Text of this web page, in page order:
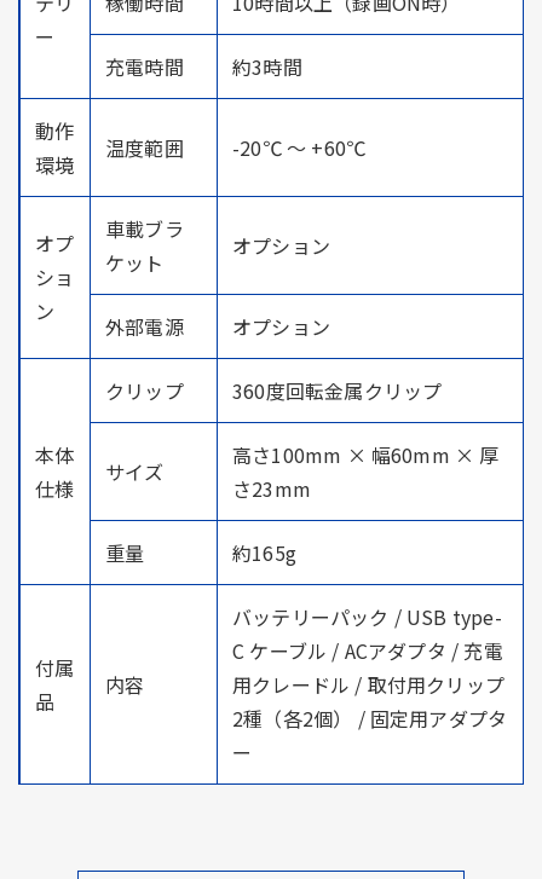
ー
充電時間 約3時間
動作
環境
温度範囲 -20℃ ～ +60℃
オプ
ショ
ン
車載ブラ
ケット
オプション
外部電源 オプション
本体
仕様
クリップ 360度回転金属クリップ
サイズ
高さ100mm × 幅60mm × 厚
さ23mm
重量 約165g
付属
品
内容
バッテリーパック / USB type-
C ケーブル / ACアダプタ / 充電
用クレードル / 取付用クリップ
2種（各2個） / 固定用アダプタ
ー